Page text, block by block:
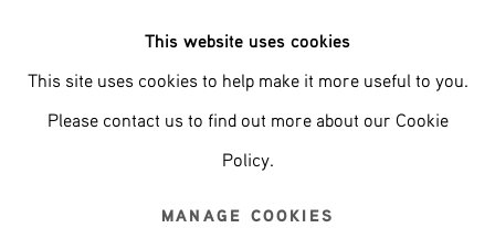
Phone: +31 (0)13 303 001 1
This website uses cookies
This site uses cookies to help make it more useful to you.
Please contact us to find out more about our Cookie
Policy.
MANAGE COOKIES